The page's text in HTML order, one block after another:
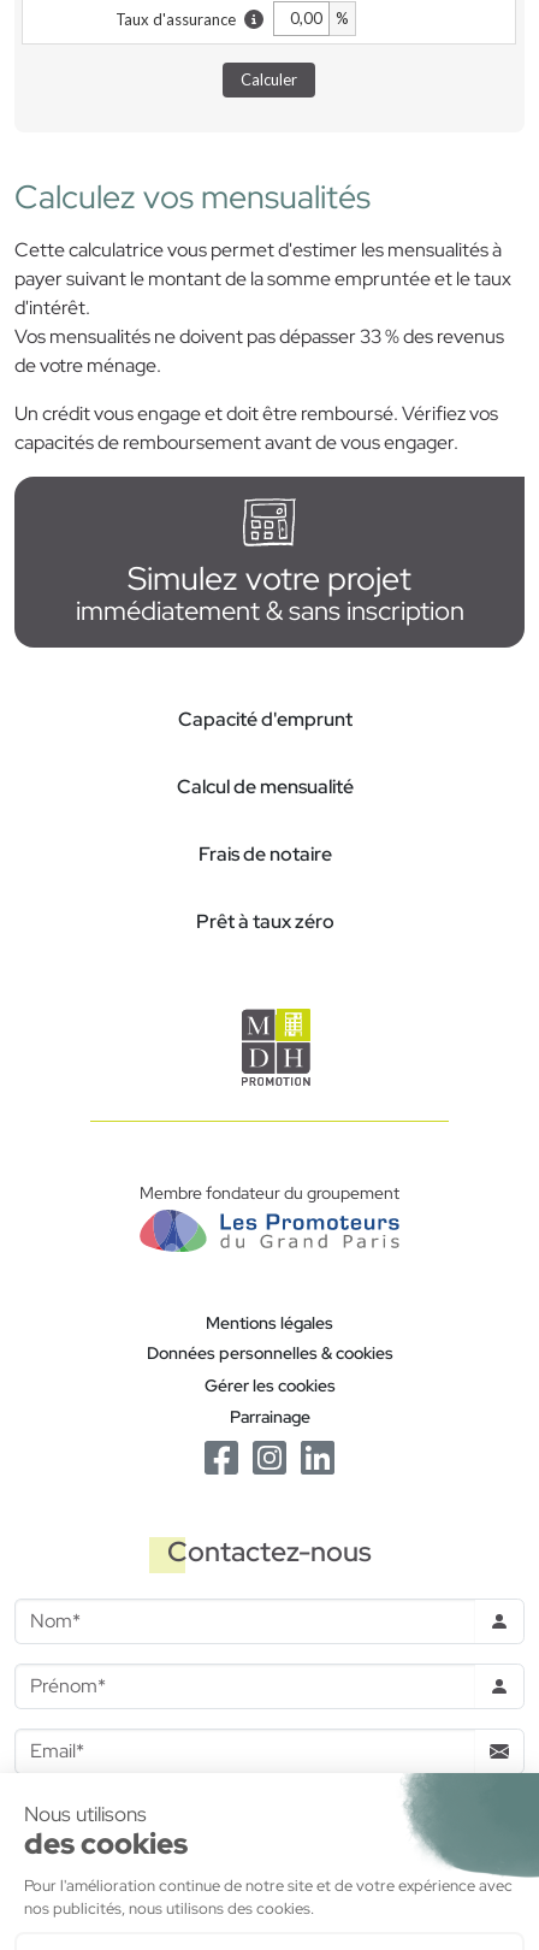
Calculez vos mensualités
Cette calculatrice vous permet d'estimer les mensualités à
payer suivant le montant de la somme empruntée et le taux
d'intérêt.
Vos mensualités ne doivent pas dépasser 33 % des revenus
de votre ménage.
Un crédit vous engage et doit être remboursé. Vérifiez vos
capacités de remboursement avant de vous engager.
Simulez votre projet
immédiatement & sans inscription
Capacité d'emprunt
Calcul de mensualité
Frais de notaire
Prêt à taux zéro
Membre fondateur du groupement
Mentions légales
Données personnelles & cookies
Gérer les cookies
Parrainage
Contactez-nous
J'accepte de recevoir des informations commerciales de la
part deMDH Promotion